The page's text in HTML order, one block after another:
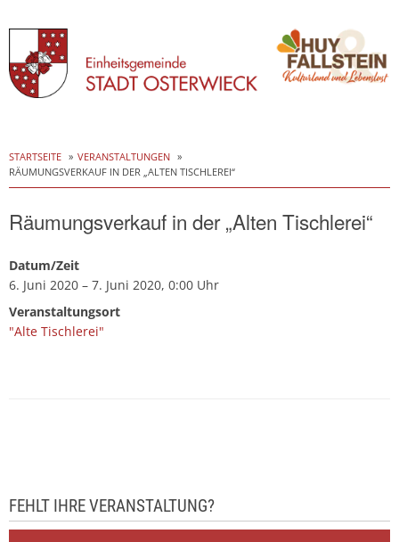
to
content
STARTSEITE
VERANSTALTUNGEN
RÄUMUNGSVERKAUF IN DER „ALTEN TISCHLEREI“
Räumungsverkauf in der „Alten Tischlerei“
Datum/Zeit
6. Juni 2020 – 7. Juni 2020, 0:00 Uhr
Veranstaltungsort
"Alte Tischlerei"
FEHLT IHRE VERANSTALTUNG?